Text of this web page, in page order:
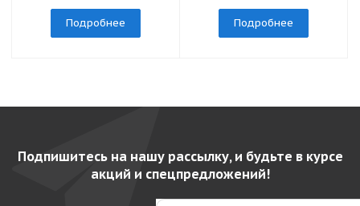
Подробнее Подробнее
Подпишитесь на нашу рассылку, и будьте в курсе
акций и спецпредложений!